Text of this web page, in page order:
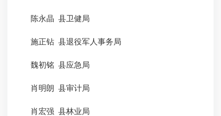
陈永晶 县卫健局
施正钻 县退役军人事务局
魏初铭 县应急局
肖明朗 县审计局
肖宏强 县林业局